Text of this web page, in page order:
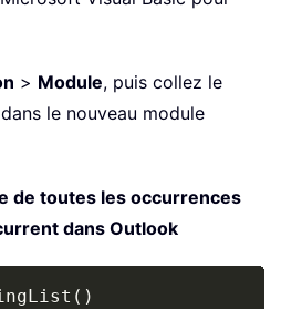
> Module, puis collez le
le nouveau module
de toutes les occurrences
dans Outlook
( )